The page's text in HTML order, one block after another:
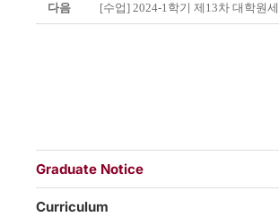
다음 [수업] 2024-1학기 제13차 대학원
Graduate Notice
Curriculum